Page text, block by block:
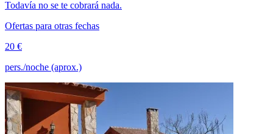
Todavía no se te cobrará nada.
Ofertas para otras fechas
20 €
pers./noche (aprox.)